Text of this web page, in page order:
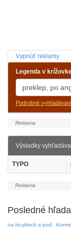
Vypnúť reklamy
Legenda v
Podrobné
Výsledky
TYPO
Posledné
na bicykloch a pod.